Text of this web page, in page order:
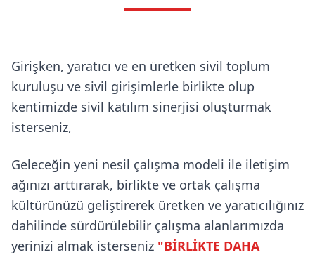
Girişken, yaratıcı ve en üretken sivil toplum
kuruluşu ve sivil girişimlerle birlikte olup
kentimizde sivil katılım sinerjisi oluşturmak
isterseniz,
Geleceğin yeni nesil çalışma modeli ile iletişim
ağınızı arttırarak, birlikte ve ortak çalışma
kültürünüzü geliştirerek üretken ve yaratıcılığınız
dahilinde sürdürülebilir çalışma alanlarımızda
yerinizi almak isterseniz "BİRLİKTE DAHA